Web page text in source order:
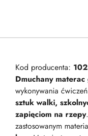
Kod producenta:
Dmuchany
wykonywania
sztuk walki,
zapięciom na rzepy
zastosowanym